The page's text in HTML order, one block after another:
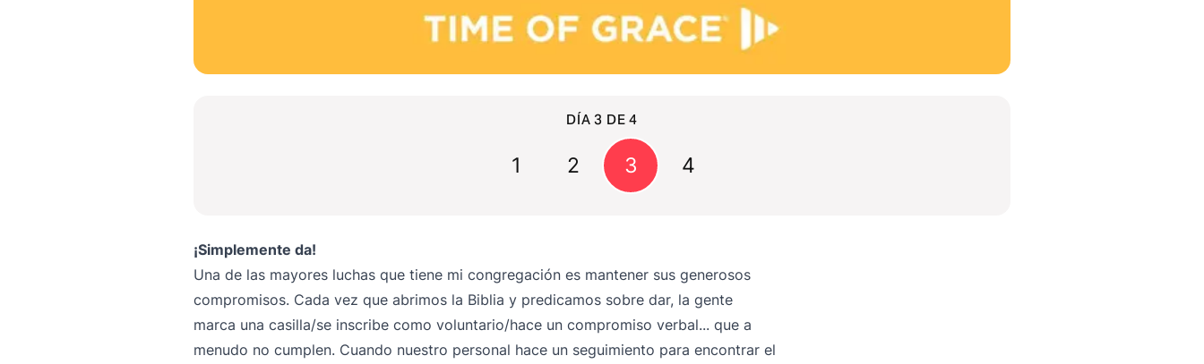
DÍA 3 DE 4
1 2 3 4
¡Simplemente da!
Una de las mayores luchas que tiene mi congregación es mantener sus generosos
compromisos. Cada vez que abrimos la Biblia y predicamos sobre dar, la gente
marca una casilla/se inscribe como voluntario/hace un compromiso verbal... que a
menudo no cumplen. Cuando nuestro personal hace un seguimiento para encontrar el